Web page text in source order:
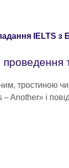
IELTS
тростиною
Another» і